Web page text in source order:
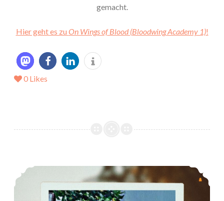
gemacht.
Hier geht es zu On Wings of Blood (Bloodwing Academy 1)!
0 Likes
*Rezension* – Alle glücklich von Kira Mohn